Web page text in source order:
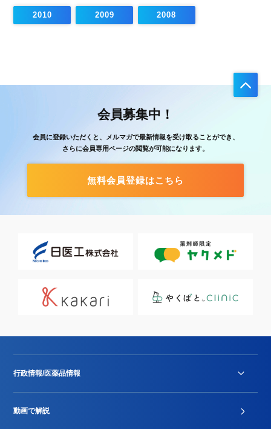
2010 2009 2008
会員募集中！
会員に登録いただくと、メルマガで最新情報を受け取ることができ、
さらに会員専用ページの閲覧が可能になります。
無料会員登録はこちら
行政情報/医薬品情報
動画で解説